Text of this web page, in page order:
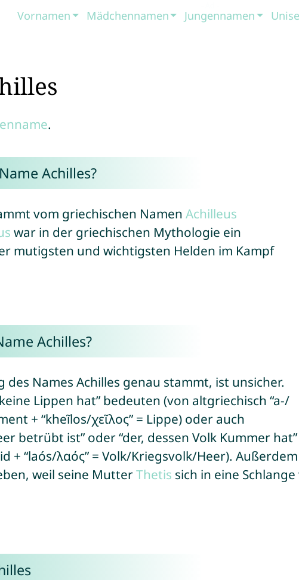
Vornamen Mädchennamen Jungennamen
.
Achilles?
vom griechischen Namen Achilleus
war in der griechischen Mythologie ein
mutigsten und wichtigsten Helden im Kampf
Achilles?
Names Achilles genau stammt, ist unsicher.
Lippen hat” bedeuten (von altgriechisch “a-/
+ “kheĩlos/χεῖλος” = Lippe) oder auch
betrübt ist” oder “der, dessen Volk Kummer
+ “laós/λαός” = Volk/Kriegsvolk/Heer).
weil seine MutterThetis sich in eine